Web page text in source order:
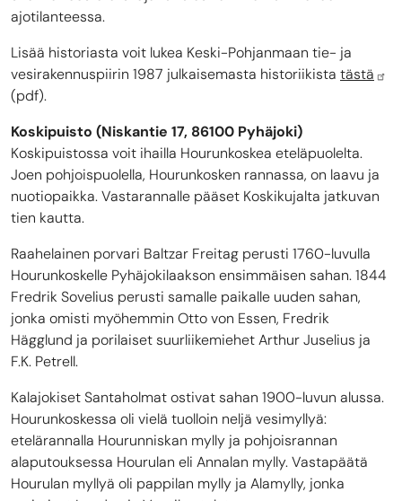
ajotilanteessa.
Lisää historiasta voit lukea Keski-Pohjanmaan tie- ja
vesirakennuspiirin 1987 julkaisemasta historiikista tästä
(pdf).
Koskipuisto (Niskantie 17, 86100 Pyhäjoki)
Koskipuistossa voit ihailla Hourunkoskea eteläpuolelta.
Joen pohjoispuolella, Hourunkosken rannassa, on laavu ja
nuotiopaikka. Vastarannalle pääset Koskikujalta jatkuvan
tien kautta.
Raahelainen porvari Baltzar Freitag perusti 1760-luvulla
Hourunkoskelle Pyhäjokilaakson ensimmäisen sahan. 1844
Fredrik Sovelius perusti samalle paikalle uuden sahan,
jonka omisti myöhemmin Otto von Essen, Fredrik
Hägglund ja porilaiset suurliikemiehet Arthur Juselius ja
F.K. Petrell.
Kalajokiset Santaholmat ostivat sahan 1900-luvun alussa.
Hourunkoskessa oli vielä tuolloin neljä vesimyllyä:
etelärannalla Hourunniskan mylly ja pohjoisrannan
alaputouksessa Hourulan eli Annalan mylly. Vastapäätä
Hourulan myllyä oli pappilan mylly ja Alamylly, jonka